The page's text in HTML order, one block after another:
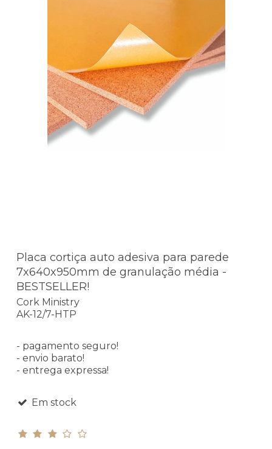
Placa cortiça auto adesiva para parede
7x640x950mm de granulação média -
BESTSELLER!
Cork Ministry
AK-12/7-HTP
- pagamento seguro!
- envio barato!
- entrega expressa!
Em stock